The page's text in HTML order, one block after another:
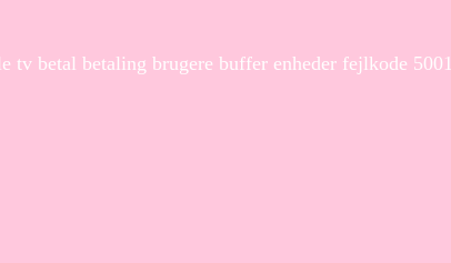
tv betal betaling brugere buffer enheder fejlkode 5001